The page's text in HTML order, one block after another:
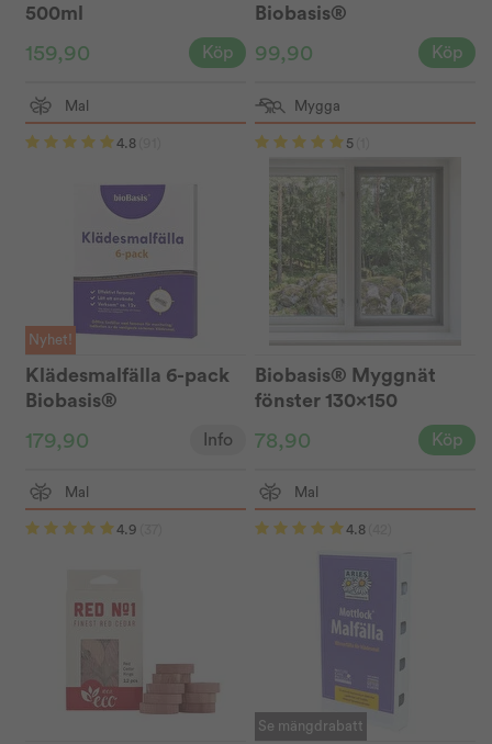
500ml
159,90 Köp
Biobasis®
99,90 Köp
Mal
4.8
Nyhet!
Klädesmalfälla 6-pack
Biobasis®
179,90 Info
Mygga
5
Biobasis® Myggnät
fönster 130x150
78,90 Köp
Mal
4.9
Mal
4.8
Se mängdrabatt